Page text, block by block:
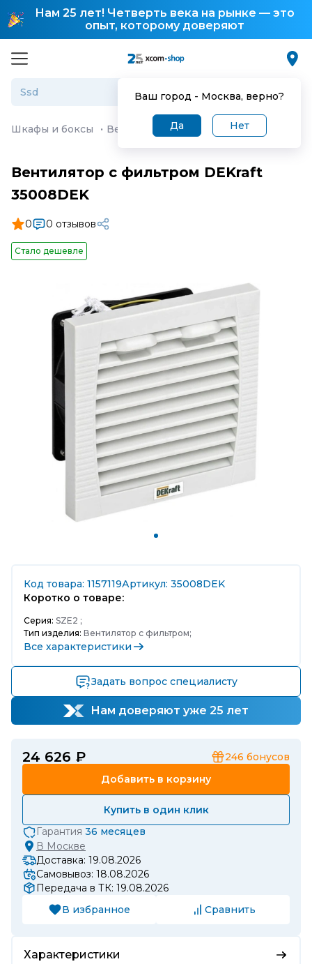
Нам 25 лет! Четверть века на рынке — это
опыт, которому доверяют
Ваш город - Москва, верно?
Да Нет
Шкафы и боксы · Вентилятор с фильтром DEKraft
Вентилятор с фильтром DEKraft
35008DEK
0 0 отзывов
Стало дешевле
Код товара: 1157119Артикул: 35008DEK
Коротко о товаре:
Серия: SZE2 ;
Тип изделия: Вентилятор с фильтром;
Все характеристики
Задать вопрос специалисту
Нам доверяют уже 25 лет
24 626 ₽ 246 бонусов
Добавить в корзину
Купить в один клик
Гарантия 36 месяцев
В Москве
Доставка: 19.08.2026
Самовывоз: 18.08.2026
Передача в ТК: 19.08.2026
В избранное
Сравнить
Характеристики